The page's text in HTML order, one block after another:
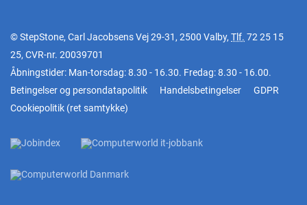
© StepStone, Carl Jacobsens Vej 29-31, 2500 Valby, Tlf. 72 25 15
25, CVR-nr. 20039701
Åbningstider: Man-torsdag: 8.30 - 16.30. Fredag: 8.30 - 16.00.
Betingelser og persondatapolitik
Handelsbetingelser
GDPR
Cookiepolitik (ret samtykke)